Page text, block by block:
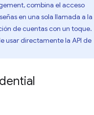
combina el acceso
en una sola llamada a la
de cuentas con un toque.
usar directamente la API de